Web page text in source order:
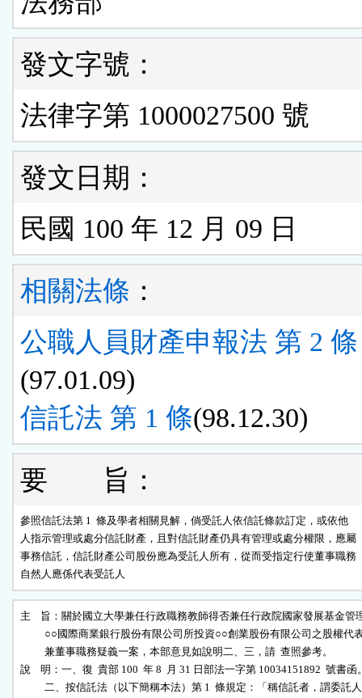
發文字號：
法律字第 1000027500 號
發文日期：
民國 100 年 12 月 09 日
相關法條 ：
公職人員財產申報法 第 2 條
(97.01.09)
信託法 第 1 條(98.12.30)
要 旨：
參照信託法第 1  條及學者相關見解，倘受託人依信託條款訂定，或依他
人指示管理或處分信託財產，且對信託財產仍具有管理或處分權限，應屬
事務信託，信託財產公司股份應為受託人所有，從而受指定行使董事職務
自然人應係代表受託人
主    旨：關於國立大學兼任行政職務教師得否兼任行政院國家發展基金管
○○國際商業銀行股份有限公司所投資○○創業股份有限公司之股權代
          兼董事職務疑義一案，本部意見如說明二、三，請  查照參考。
說    明：一、復  貴部 100  年 8  月 31 日部法一字第 10034151892  號書函
二、按信託法（以下簡稱本法）第 1  條規定：「稱信託者，謂委託